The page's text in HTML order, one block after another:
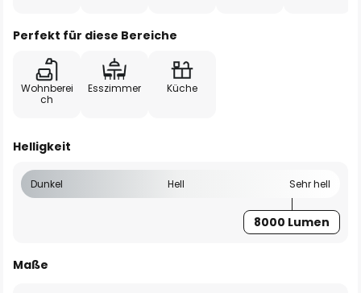
Perfekt für diese Bereiche
Wohnberei
ch
Esszimmer Küche
Helligkeit
Dunkel Hell Sehr hell
8000 Lumen
Maße